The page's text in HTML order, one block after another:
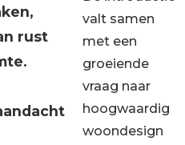
rust
valt samen
met een
groeiende
vraag naar
hoogwaardig
woondesign